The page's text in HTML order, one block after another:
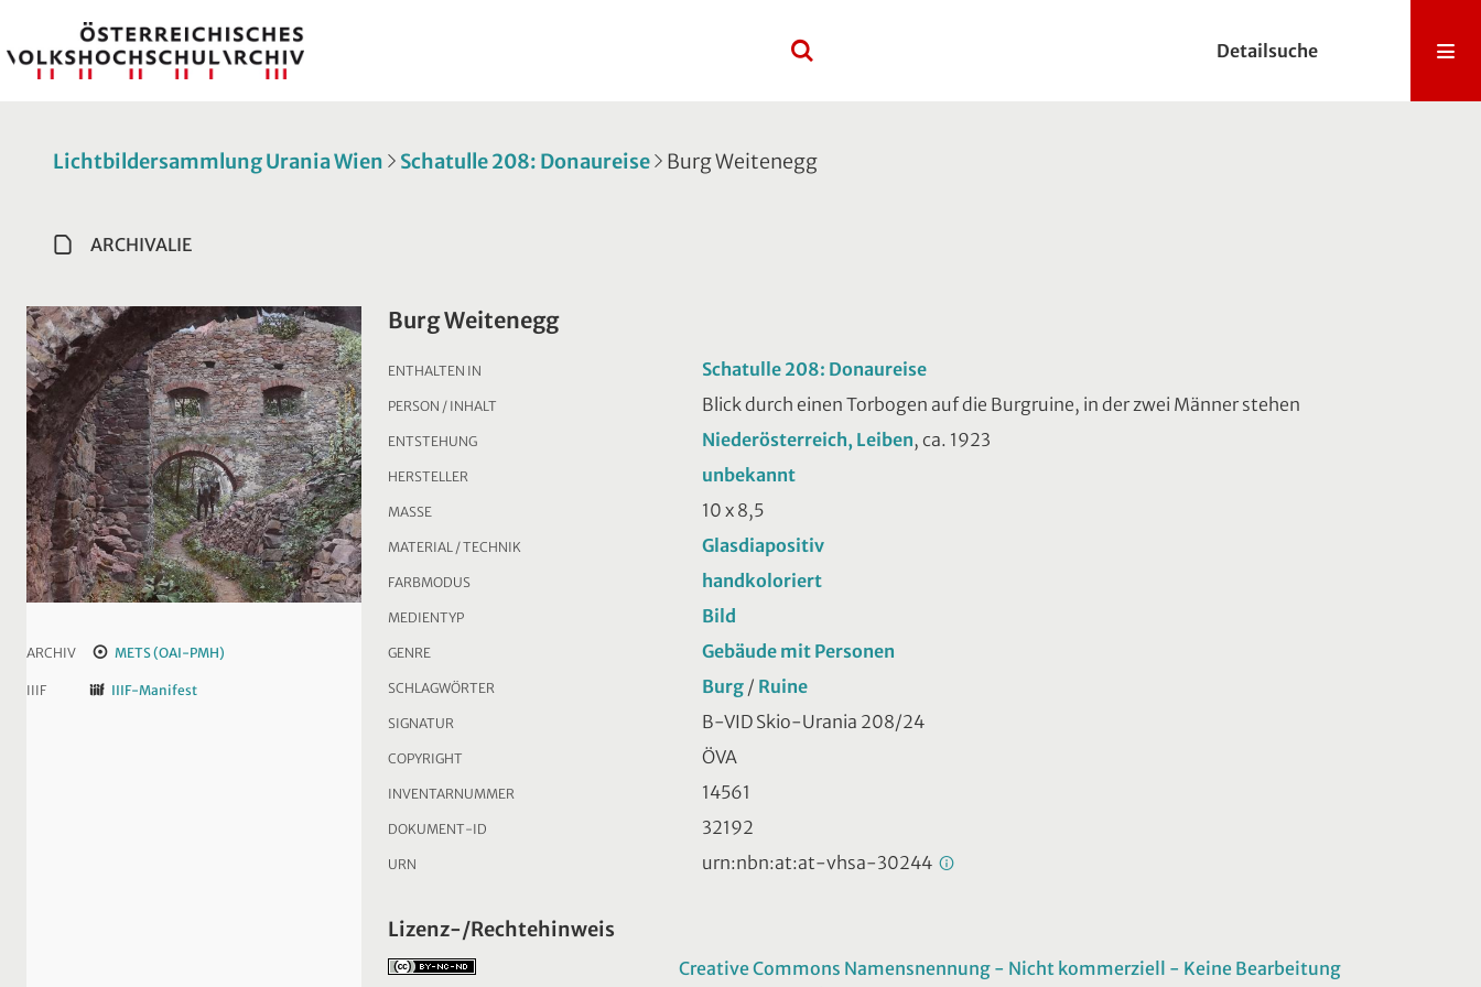
Detailsuche
Lichtbildersammlung Urania Wien Schatulle 208: Donaureise Burg Weitenegg
ARCHIVALIE
ARCHIV METS (OAI-PMH)
IIIF IIIF-Manifest
Burg Weitenegg
ENTHALTEN IN Schatulle 208: Donaureise
PERSON / INHALT Blick durch einen Torbogen auf die Burgruine, in der zwei Männer stehen
ENTSTEHUNG Niederösterreich, Leiben, ca. 1923
HERSTELLER unbekannt
MASSE 10 x 8,5
MATERIAL / TECHNIK Glasdiapositiv
FARBMODUS handkoloriert
MEDIENTYP Bild
GENRE Gebäude mit Personen
SCHLAGWÖRTER Burg / Ruine
SIGNATUR B-VID Skio-Urania 208/24
COPYRIGHT ÖVA
INVENTARNUMMER 14561
DOKUMENT-ID 32192
URN urn:nbn:at:at-vhsa-30244
Lizenz-/Rechtehinweis
Creative Commons Namensnennung - Nicht kommerziell - Keine Bearbeitung